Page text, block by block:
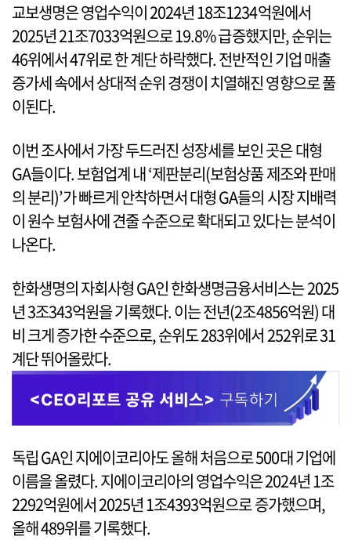
교보생명은 영업수익이 2024년 18조1234억원에서
2025년 21조7033억원으로 19.8% 급증했지만, 순위는
46위에서 47위로 한 계단 하락했다. 전반적인 기업 매출
증가세 속에서 상대적 순위 경쟁이 치열해진 영향으로 풀
이된다.
이번 조사에서 가장 두드러진 성장세를 보인 곳은 대형
GA들이다. 보험업계 내 ‘제판분리(보험상품 제조와 판매
의 분리)’가 빠르게 안착하면서 대형 GA들의 시장 지배력
이 원수 보험사에 견줄 수준으로 확대되고 있다는 분석이
나온다.
한화생명의 자회사형 GA인 한화생명금융서비스는 2025
년 3조343억원을 기록했다. 이는 전년(2조4856억원) 대
비 크게 증가한 수준으로, 순위도 283위에서 252위로 31
계단 뛰어올랐다.
독립 GA인 지에이코리아도 올해 처음으로 500대 기업에
이름을 올렸다. 지에이코리아의 영업수익은 2024년 1조
2292억원에서 2025년 1조4393억원으로 증가했으며,
올해 489위를 기록했다.